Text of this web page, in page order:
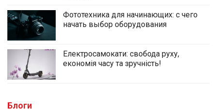
Фототехника для начинающих: с чего
начать выбор оборудования
Електросамокати: свобода руху,
економія часу та зручність!
Блоги